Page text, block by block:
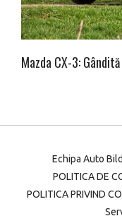
Mazda CX-3:
Echipa Auto Bild
POLITICA DE
POLITICA PRIVIND